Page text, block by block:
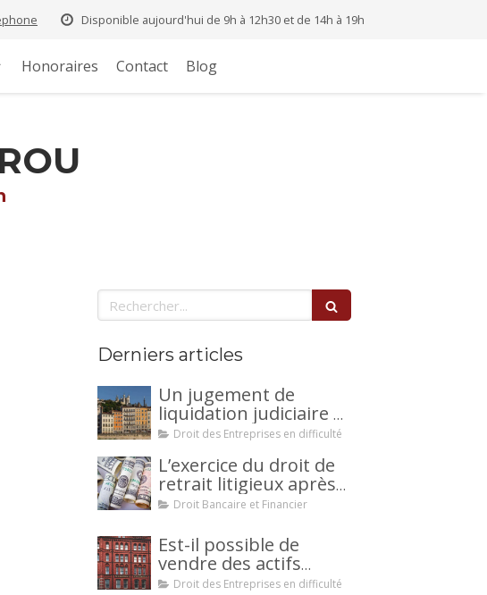
Disponible aujourd'hui de 9h à 12h30 et de 14h à 19h
Honoraires Contact Blog
Rechercher
Derniers articles
Un jugement de
liquidation judiciaire a
été prononcée à votre
interjeter appel ?
Droit des Entreprises en difficulté
L’exercice du droit de
retrait litigieux après
une cession de
mécanisme
avantageux pour le
débiteur ou la caution.
Droit Bancaire et Financier
Est-il possible de
vendre des actifs
durant la période
Droit des Entreprises en difficulté